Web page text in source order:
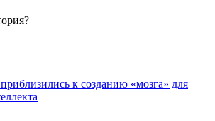
к созданию «мозга» для